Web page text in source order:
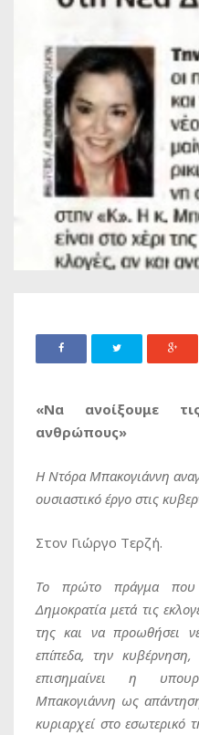
«Να ανοίξουμε
ανθρώπους»
Η Ντόρα Μπακογιάννη
ουσιαστικό έργο στις
Στον Γιώργο Tερζή.
Το πρώτο πράγμα
Δημοκρατία μετά τις
της και να προωθήσει
επίπεδα, την
επισημαίνει η
Μπακογιάννη ως
κυριαρχεί στο εσωτερικό